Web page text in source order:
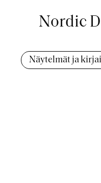
Nordic
Näytelmät ja